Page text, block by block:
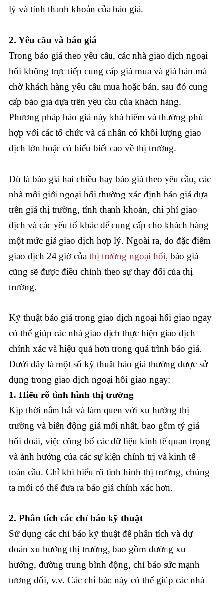
lý và tính thanh khoản của báo giá.
2. Yêu cầu và báo giá
Trong báo giá theo yêu cầu, các nhà giao dịch ngoại
hối không trực tiếp cung cấp giá mua và giá bán mà
chờ khách hàng yêu cầu mua hoặc bán, sau đó cung
cấp báo giá dựa trên yêu cầu của khách hàng.
Phương pháp báo giá này khá hiếm và thường phù
hợp với các tổ chức và cá nhân có khối lượng giao
dịch lớn hoặc có hiểu biết cao về thị trường.
Dù là báo giá hai chiều hay báo giá theo yêu cầu, các
nhà môi giới ngoại hối thường xác định báo giá dựa
trên giá thị trường, tính thanh khoản, chi phí giao
dịch và các yếu tố khác để cung cấp cho khách hàng
một mức giá giao dịch hợp lý. Ngoài ra, do đặc điểm
giao dịch 24 giờ của thị trường ngoại hối, báo giá
cũng sẽ được điều chỉnh theo sự thay đổi của thị
trường.
Kỹ thuật báo giá trong giao dịch ngoại hối giao ngay
có thể giúp các nhà giao dịch thực hiện giao dịch
chính xác và hiệu quả hơn trong quá trình báo giá.
Dưới đây là một số kỹ thuật báo giá thường được sử
dụng trong giao dịch ngoại hối giao ngay:
1. Hiểu rõ tình hình thị trường
Kịp thời nắm bắt và làm quen với xu hướng thị
trường và biến động giá mới nhất, bao gồm tỷ giá
hối đoái, việc công bố các dữ liệu kinh tế quan trọng
và ảnh hưởng của các sự kiện chính trị và kinh tế
toàn cầu. Chỉ khi hiểu rõ tình hình thị trường, chúng
ta mới có thể đưa ra báo giá chính xác hơn.
2. Phân tích các chỉ báo kỹ thuật
Sử dụng các chỉ báo kỹ thuật để phân tích và dự
đoán xu hướng thị trường, bao gồm đường xu
hướng, đường trung bình động, chỉ báo sức mạnh
tương đối, v.v. Các chỉ báo này có thể giúp các nhà